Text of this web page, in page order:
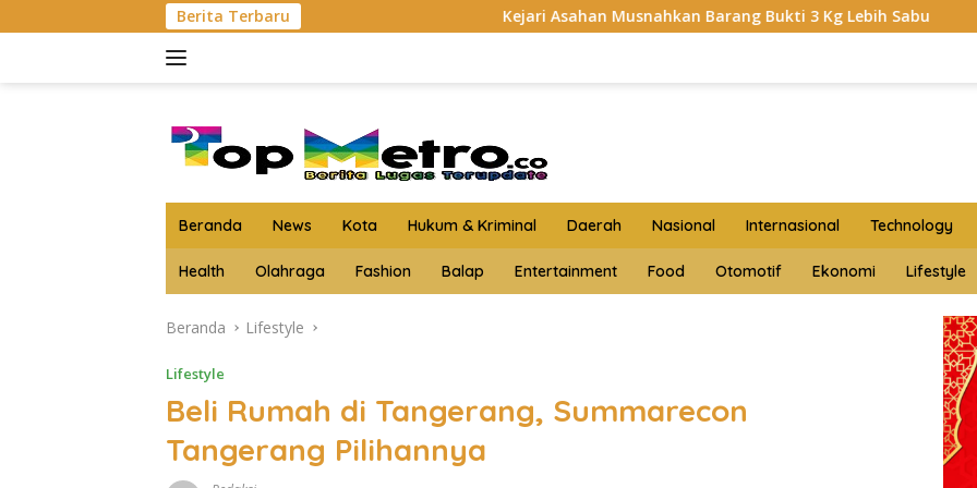
ke
Berita Terbaru Kejari Asahan Musnahkan Barang Bukti 3 Kg Lebih Sabu HKTI Asahan Geruduk
Beranda News Kota Hukum & Kriminal Daerah Nasional Internasional Technology
Health Olahraga Fashion Balap Entertainment Food Otomotif Ekonomi Lifestyle
Beranda Lifestyle
Lifestyle
Beli Rumah di Tangerang, Summarecon
Tangerang Pilihannya